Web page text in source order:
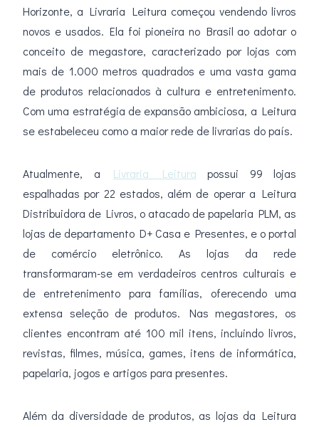
Horizonte, a Livraria Leitura começou vendendo livros
novos e usados. Ela foi pioneira no Brasil ao adotar o
conceito de megastore, caracterizado por lojas com
mais de 1.000 metros quadrados e uma vasta gama
de produtos relacionados à cultura e entretenimento.
Com uma estratégia de expansão ambiciosa, a Leitura
se estabeleceu como a maior rede de livrarias do país.
Atualmente, a Livraria Leitura possui 99 lojas
espalhadas por 22 estados, além de operar a Leitura
Distribuidora de Livros, o atacado de papelaria PLM, as
lojas de departamento D+ Casa e Presentes, e o portal
de comércio eletrônico. As lojas da rede
transformaram-se em verdadeiros centros culturais e
de entretenimento para famílias, oferecendo uma
extensa seleção de produtos. Nas megastores, os
clientes encontram até 100 mil itens, incluindo livros,
revistas, filmes, música, games, itens de informática,
papelaria, jogos e artigos para presentes.
Além da diversidade de produtos, as lojas da Leitura